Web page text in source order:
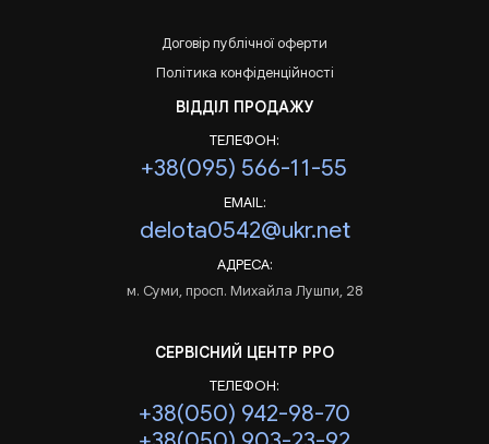
Договір публічної оферти
Політика конфіденційності
ВІДДІЛ ПРОДАЖУ
ТЕЛЕФОН:
+38(095) 566-11-55
EMAIL:
delota0542@ukr.net
АДРЕСА:
м. Суми, просп. Михайла Лушпи, 28
СЕРВІСНИЙ ЦЕНТР РРО
ТЕЛЕФОН:
+38(050) 942-98-70